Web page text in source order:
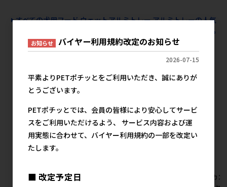
すべての犬用フード ウェットアルミトレー アルミトレーの人気
商品を見る
[マルカン サンライズ]ミンチ
[マルカ
お知らせ バイヤー利用規約改定のお知らせ
2026-07-15
平素よりPETポチッとをご利用いただき、誠にありが
とうございます。
PETポチッとでは、会員の皆様により安心してサービ
スをご利用いただけるよう、 サービス内容および運
用実態に合わせて、バイヤー利用規約の一部を改定い
たします。
■ 改定予定日